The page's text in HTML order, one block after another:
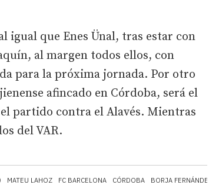
MATEU LAHOZ FC BARCELONA CÓRDOBA BORJA FERNÁNDEZ
igual que Enes Ünal, tras estar con
al margen todos ellos, con
para la próxima jornada. Por otro
afincado en Córdoba, será el
partido contra el Alavés. Mientras
del VAR.